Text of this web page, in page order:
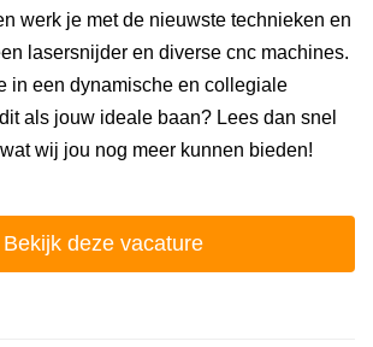
werk je met de nieuwste technieken en
lasersnijder en diverse cnc machines.
in een dynamische en collegiale
als jouw ideale baan? Lees dan snel
wij jou nog meer kunnen bieden!
Bekijk deze vacature